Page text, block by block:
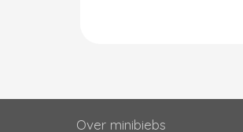
Over minibiebs